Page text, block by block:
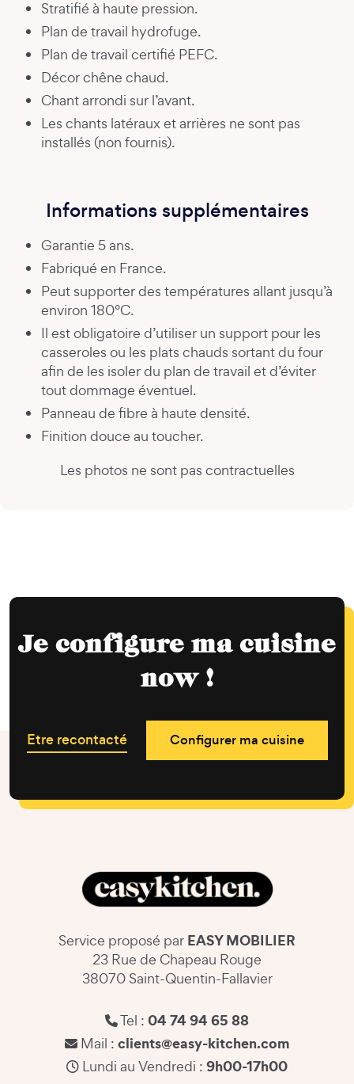
Stratifié à haute pression.
Plan de travail hydrofuge.
Plan de travail certifié PEFC.
Décor chêne chaud.
Chant arrondi sur l’avant.
Les chants latéraux et arrières ne sont pas
installés (non fournis).
Informations supplémentaires
Garantie 5 ans.
Fabriqué en France.
Peut supporter des températures allant jusqu’à
environ 180°C.
Il est obligatoire d’utiliser un support pour les
casseroles ou les plats chauds sortant du four
afin de les isoler du plan de travail et d’éviter
tout dommage éventuel.
Panneau de fibre à haute densité.
Finition douce au toucher.
Les photos ne sont pas contractuelles
Je configure ma cuisine
now !
Etre recontacté Configurer ma cuisine
Service proposé par EASY MOBILIER
23 Rue de Chapeau Rouge
38070 Saint-Quentin-Fallavier
Tel : 04 74 94 65 88
Mail : clients@easy-kitchen.com
Lundi au Vendredi : 9h00-17h00